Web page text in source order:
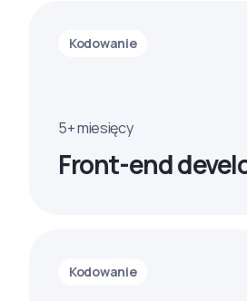
Kodowanie
5+ miesięcy
Front-end
Kodowanie